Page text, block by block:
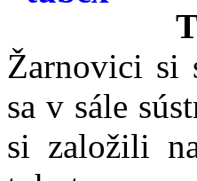
Žarnovici si
sa v sále
si založili